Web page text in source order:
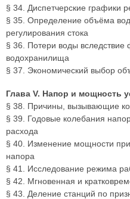
§ 34. Диспетчерские графики
§ 35. Определение объёма
регулирования стока
§ 36. Потери воды вследствие
водохранилища
§ 37. Экономический выбор
Глава V. Напор и мощность
§ 38. Причины, вызывающие
§ 39. Годовые колебания
расхода
§ 40. Изменение мощности
напора
§ 41. Исследование режима
§ 42. Мгновенная и
§ 43. Деление станций по